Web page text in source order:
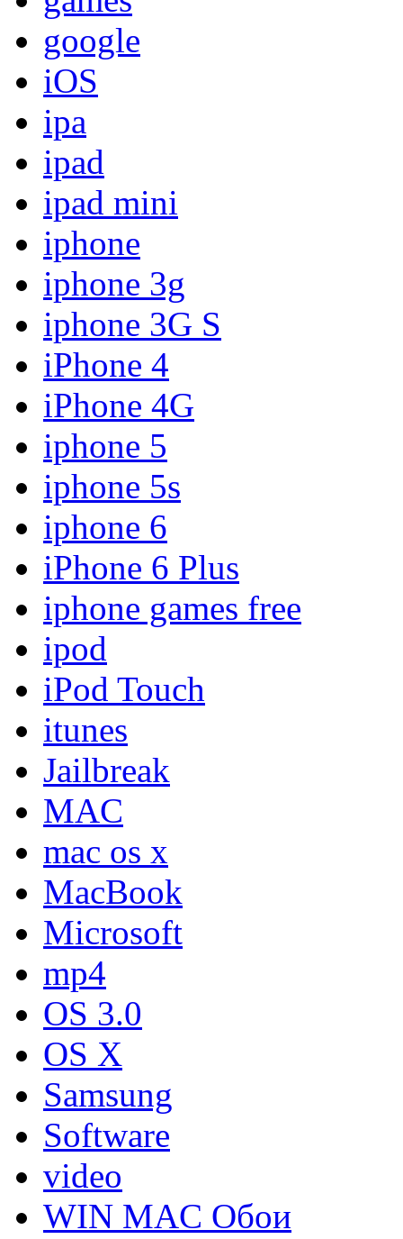
google
iOS
ipa
ipad
ipad mini
iphone
iphone 3g
iphone 3G S
iPhone 4
iPhone 4G
iphone 5
iphone 5s
iphone 6
iPhone 6 Plus
iphone games free
ipod
iPod Touch
itunes
Jailbreak
MAC
mac os x
MacBook
Microsoft
mp4
OS 3.0
OS X
Samsung
Software
video
WIN MAC Обои